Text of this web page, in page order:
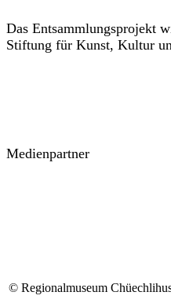
Das Entsammlungsprojekt
Stiftung für Kunst, Kultur
Medienpartner
© Regionalmuseum